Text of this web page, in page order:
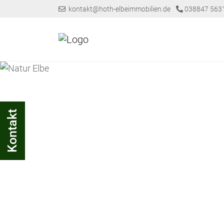
kontakt@hoth-elbeimmobilien.de 038847
Kontakt